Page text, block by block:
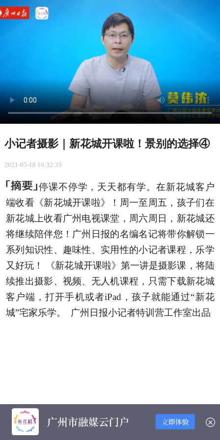
小记者摄影｜新花城开课啦！景别的选择④
2021-05-18 16:32:35
停课不停学，天天都有学。在新花城客户
端收看《新花城开课啦》！周一至周五，孩子们在
新花城上收看广州电视课堂，周六周日，新花城还
将继续陪伴您！广州日报的名编名记将带你解锁一
系列知识性、趣味性、实用性的小记者课程，乐学
又好玩！ 《新花城开课啦》第一讲是摄影课，将陆
续推出摄影、视频、无人机课程，只需下载新花城
客户端，打开手机或者iPad，孩子就能通过“新花
城”宅家乐学。 广州日报小记者特训营工作室出品